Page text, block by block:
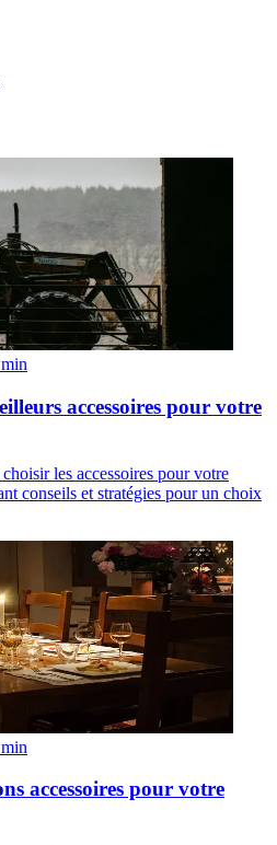
min
accessoires pour votre
les accessoires pour votre
conseils et stratégies pour un choix
min
accessoires pour votre